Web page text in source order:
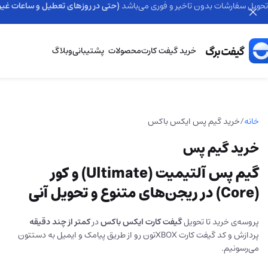
خرید گیفت کارتمحصولات پشتیبانیوبلاگ
خانه خرید گیم پس ایکس باکس
خرید گیم پس
گیم پس آلتیمیت (Ultimate) و کور
(Core) در ریجن‌های متنوع و تحویل آنی
پروسه‌ی خرید تا تحویلگیفت کارت ایکس باکسدرکمتر از چند دقیقه
پردازش و کد گیفت کارت XBOX‌تون رو از طریق پیامک و ایمیل به دستتون
می‌رسونیم.
تحویل سفارشات بدون تاخیر و فوری می‌باشد (حتی در روزهای تعطیل و ساعات